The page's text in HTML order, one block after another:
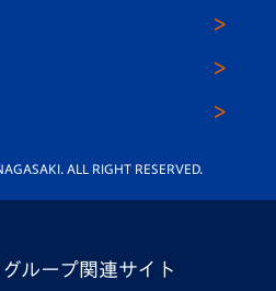
ム
ALL RIGHT RESERVED.
ループ関連サイト